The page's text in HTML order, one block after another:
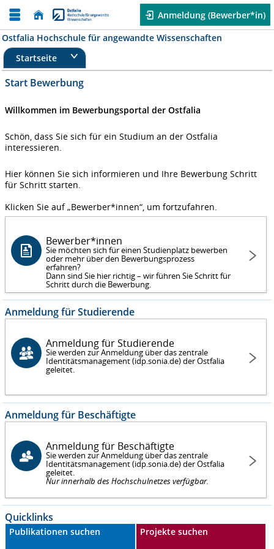
Anmeldung (Bewerber*in)
Ostfalia Hochschule für angewandte Wissenschaften
Startseite
Start Bewerbung
Willkommen im Bewerbungsportal der Ostfalia
Schön, dass Sie sich für ein Studium an der Ostfalia
interessieren.
Hier können Sie sich informieren und Ihre Bewerbung Schritt
für Schritt starten.
Klicken Sie auf „Bewerber*innen“, um fortzufahren.
Bewerber*innen
Sie möchten sich für einen Studienplatz bewerben
oder mehr über den Bewerbungsprozess
erfahren?
Dann sind Sie hier richtig – wir führen Sie Schritt für
Schritt durch die Bewerbung.
Anmeldung für Studierende
Anmeldung für Studierende
Sie werden zur Anmeldung über das zentrale
Identitätsmanagement (idp.sonia.de) der Ostfalia
geleitet.
Anmeldung für Beschäftigte
Anmeldung für Beschäftigte
Sie werden zur Anmeldung über das zentrale
Identitätsmanagement (idp.sonia.de) der Ostfalia
geleitet.
Nur innerhalb des Hochschulnetzes verfügbar.
Quicklinks
Publikationen suchen Projekte suchen